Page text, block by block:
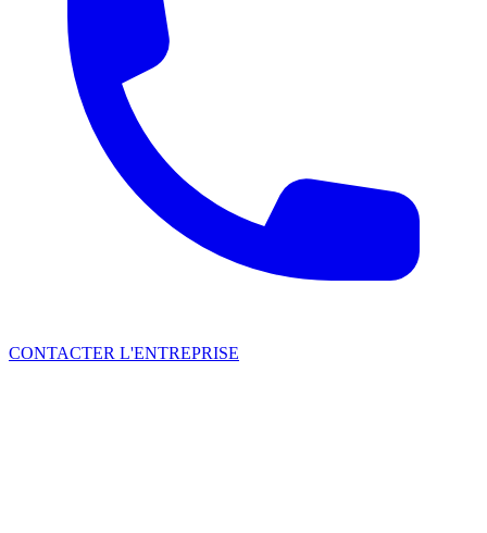
CONTACTER L'ENTREPRISE